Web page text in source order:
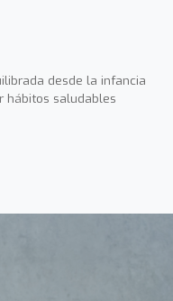
desde la infancia
hábitos saludables